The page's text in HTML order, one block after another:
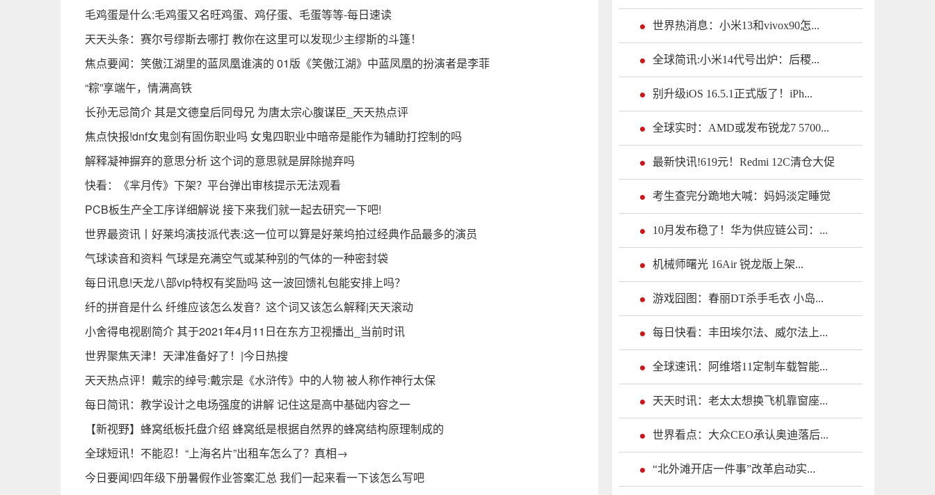
毛鸡蛋是什么:毛鸡蛋又名旺鸡蛋、鸡仔蛋、毛蛋等等-每日速读
天天头条：赛尔号缪斯去哪打 教你在这里可以发现少主缪斯的斗篷！
焦点要闻：笑傲江湖里的蓝凤凰谁演的 01版《笑傲江湖》中蓝凤凰的扮演者是李菲
“粽”享端午，情满高铁
长孙无忌简介 其是文德皇后同母兄 为唐太宗心腹谋臣_天天热点评
焦点快报!dnf女鬼剑有固伤职业吗 女鬼四职业中暗帝是能作为辅助打控制的吗
解释凝神摒弃的意思分析 这个词的意思就是屏除抛弃吗
快看：《芈月传》下架？平台弹出审核提示无法观看
PCB板生产全工序详细解说 接下来我们就一起去研究一下吧!
世界最资讯丨好莱坞演技派代表:这一位可以算是好莱坞拍过经典作品最多的演员
气球读音和资料 气球是充满空气或某种别的气体的一种密封袋
每日讯息!天龙八部vip特权有奖励吗 这一波回馈礼包能安排上吗？
纤的拼音是什么 纤维应该怎么发音？这个词又该怎么解释|天天滚动
小舍得电视剧简介 其于2021年4月11日在东方卫视播出_当前时讯
世界聚焦天津！天津准备好了！|今日热搜
天天热点评！戴宗的绰号:戴宗是《水浒传》中的人物 被人称作神行太保
每日简讯：教学设计之电场强度的讲解 记住这是高中基础内容之一
【新视野】蜂窝纸板托盘介绍 蜂窝纸是根据自然界的蜂窝结构原理制成的
全球短讯！不能忍！“上海名片”出租车怎么了？真相→
今日要闻!四年级下册暑假作业答案汇总 我们一起来看一下该怎么写吧
世界热消息：小米13和vivox90怎...
全球简讯:小米14代号出炉：后稷...
别升级iOS 16.5.1正式版了！iPh...
全球实时：AMD或发布锐龙7 5700...
最新快讯!619元！Redmi 12C清仓大促
考生查完分跪地大喊：妈妈淡定睡觉
10月发布稳了！华为供应链公司：...
机械师曙光 16Air 锐龙版上架...
游戏囧图：春丽DT杀手毛衣 小岛...
每日快看：丰田埃尔法、威尔法上...
全球速讯：阿维塔11定制车载智能...
天天时讯：老太太想换飞机靠窗座...
世界看点：大众CEO承认奥迪落后...
“北外滩开店一件事”改革启动实...